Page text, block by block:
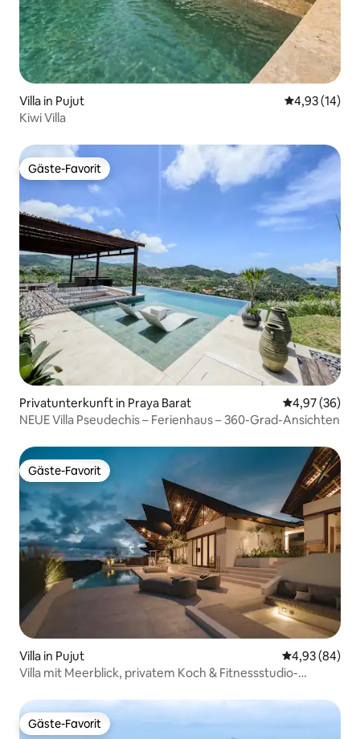
Villa in Pujut
4,93 (14)
Kiwi Villa
Gäste-Favorit
Gäste-Favorit
Privatunterkunft in Praya Barat
4,97 (36)
NEUE Villa Pseudechis – Ferienhaus – 360-Grad-Ansichten
Gäste-Favorit
Gäste-Favorit
Villa in Pujut
4,93 (84)
Villa mit Meerblick, privatem Koch & Fitnessstudio-
Gäste-Favorit
Gäste-Favorit